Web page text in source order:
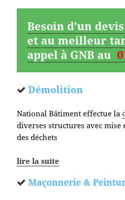
Besoin d’un
et au meilleur
appel à GNB au
Démolition
National Bâtiment effectue la
diverses structures avec mise
des déchets
lire la suite
Maçonnerie &